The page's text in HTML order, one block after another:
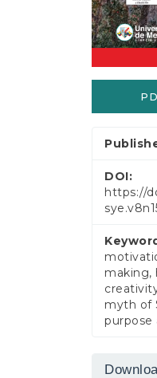
DOI:
https://
making,
myth of
purpose